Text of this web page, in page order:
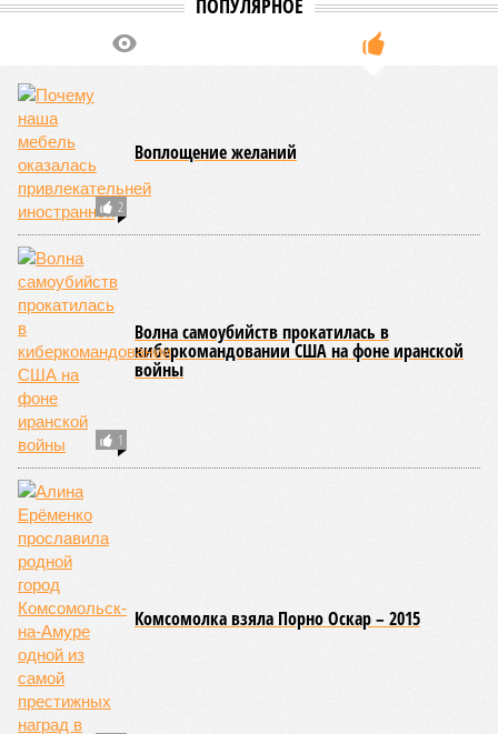
Когда земля – дыбом
дальнейшем? Авторы энциклопедии A-Z Animals,
основываясь на современных научных исследованиях и
глобальных тенденциях, составили свой список
потенциально самых смертоносных стихийных бедствий,
угрожающих человечеству непосредственно сейчас, в XXI
веке.
«Золото» получили землетрясения. К наиболее
сейсмоопасным регионам относится Тихоокеанское
вулканическое огненное кольцо, включающее Индонезию,
Японию и западное побережье Северной и Южной Америки.
Турция, Иран, Индия и Непал также расположены на очень
активных линиях разломов тектонических плит. Не
исключение и центральная часть США – причина в Нью-
Мадридском разломе в штате Миссури. Землетрясения
средней силы – явление, в общем-то, обычное и вполне
сносное, но периодически, раз в несколько столетий,
трясёт так, что мало не покажется никому. К примеру, в
самом конце 2004 года бахнуло близ побережья
индонезийского острова Суматра, а следом пошли
огромные, превышающие высоту 15 метров, волны. Итог –
250 тыс. погибших.
На втором месте в рейтинге A-Z Animals как раз цунами. В
этом плане к уязвимым регионам относятся: побережье
Индийского океана, тихо­океанские побережья Японии и
США, а также некоторые районы Карибского бассейна и
Средиземноморья. То есть в зоне риска уже не только